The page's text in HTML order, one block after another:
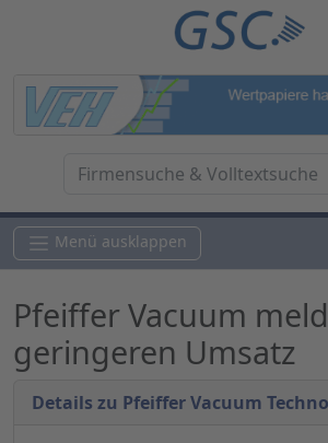
Menü ausklappen
Pfeiffer Vacuum
geringeren Umsatz
Details zu Pfeiffer Vacuum